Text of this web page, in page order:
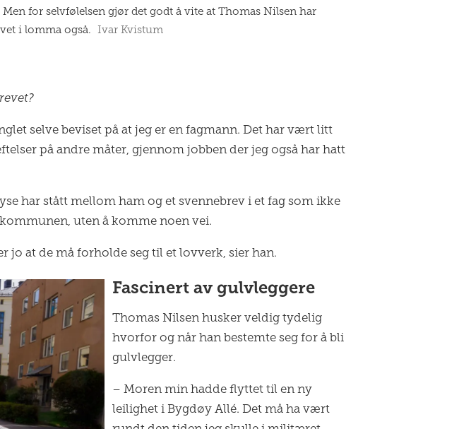
for selvfølelsen gjør det godt å vite at Thomas Nilsen har
i lomma også.
Ivar Kvistum
selve beviset på at jeg er en fagmann. Det har vært litt
på andre måter, gjennom jobben der jeg også har hatt
har stått mellom ham og et svennebrev i et fag som ikke
uten å komme noen vei.
jo at de må forholde seg til et lovverk, sier han.
Fascinert av gulvleggere
Thomas Nilsen husker veldig tydelig
hvorfor og når han bestemte seg for å bli
gulvlegger.
– Moren min hadde flyttet til en ny
leilighet i Bygdøy Allé. Det må ha vært